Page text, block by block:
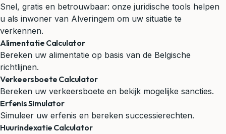
Snel, gratis en betrouwbaar: onze juridische tools helpen
u als inwoner van Alveringem om uw situatie te
verkennen.
Alimentatie Calculator
Bereken uw alimentatie op basis van de Belgische
richtlijnen.
Verkeersboete Calculator
Bereken uw verkeersboete en bekijk mogelijke sancties.
Erfenis Simulator
Simuleer uw erfenis en bereken successierechten.
Huurindexatie Calculator